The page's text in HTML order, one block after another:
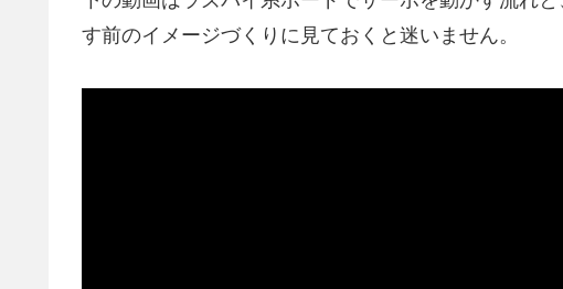
す前のイメージづくりに見ておくと迷いません。